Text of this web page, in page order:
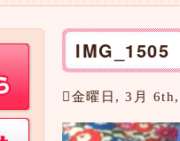
IMG_1505
金曜日, 3月